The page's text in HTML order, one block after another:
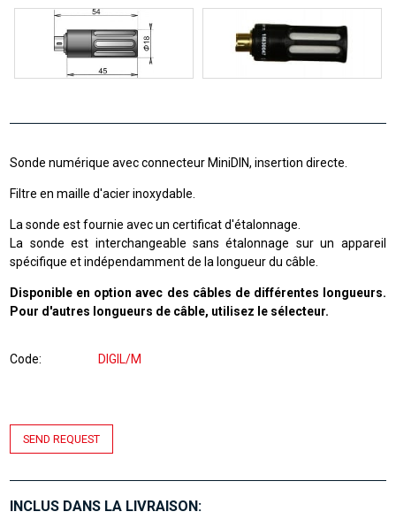
Sonde numérique avec connecteur MiniDIN, insertion directe.
Filtre en maille d'acier inoxydable.
La sonde est fournie avec un certificat d'étalonnage.
La sonde est interchangeable sans étalonnage sur un appareil
spécifique et indépendamment de la longueur du câble.
Disponible en option avec des câbles de différentes longueurs.
Pour d'autres longueurs de câble, utilisez le sélecteur.
Code DIGIL/M
SEND REQUEST
INCLUS DANS LA LIVRAISON: